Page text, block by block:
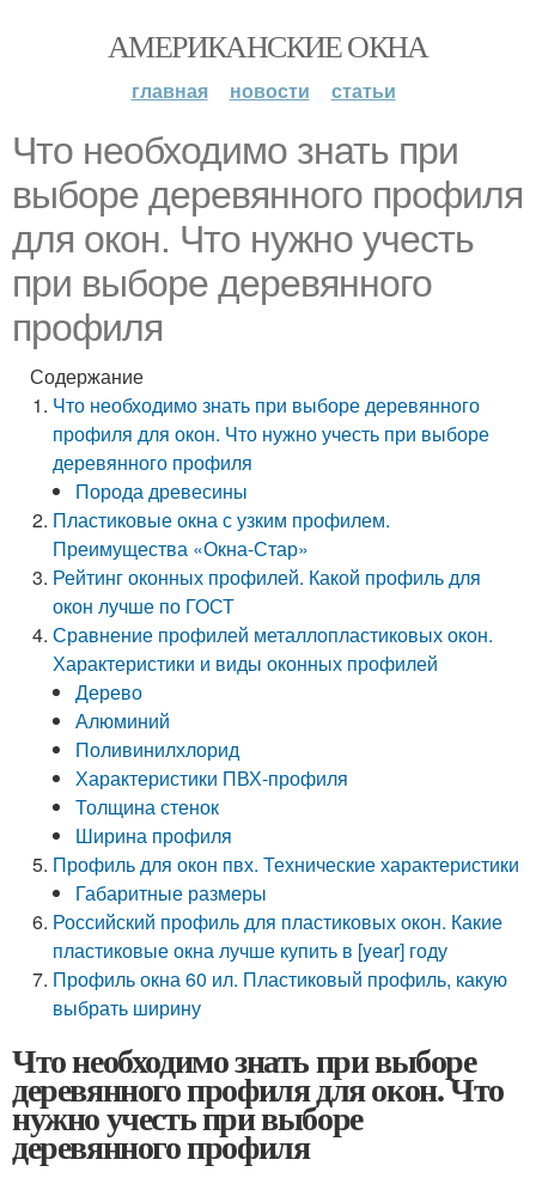
АМЕРИКАНСКИЕ ОКНА
главная новости статьи
Что необходимо знать при
выборе деревянного профиля
для окон. Что нужно учесть
при выборе деревянного
профиля
Содержание
Что необходимо знать при выборе деревянного
профиля для окон. Что нужно учесть при выборе
деревянного профиля
Порода древесины
Пластиковые окна с узким профилем.
Преимущества «Окна-Стар»
Рейтинг оконных профилей. Какой профиль для
окон лучше по ГОСТ
Сравнение профилей металлопластиковых окон.
Характеристики и виды оконных профилей
Дерево
Алюминий
Поливинилхлорид
Характеристики ПВХ-профиля
Толщина стенок
Ширина профиля
Профиль для окон пвх. Технические характеристики
Габаритные размеры
Российский профиль для пластиковых окон. Какие
пластиковые окна лучше купить в [year] году
Профиль окна 60 ил. Пластиковый профиль, какую
выбрать ширину
Что необходимо знать при выборе
деревянного профиля для окон. Что
нужно учесть при выборе
деревянного профиля